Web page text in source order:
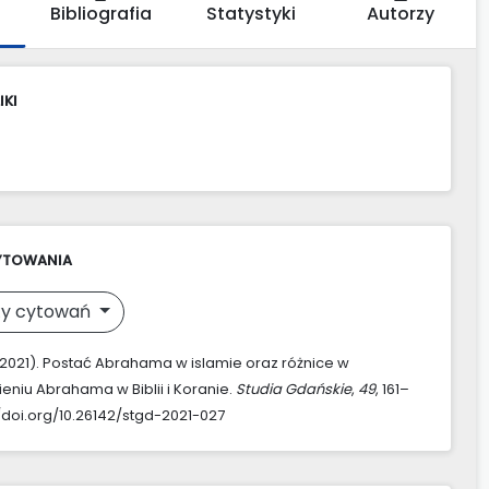
Bibliografia Statystyki Autorzy
cytowań
Postać Abrahama w islamie oraz różnice w
Abrahama w Biblii i Koranie. Studia Gdańskie, 49, 161–
10.26142/stgd-2021-027